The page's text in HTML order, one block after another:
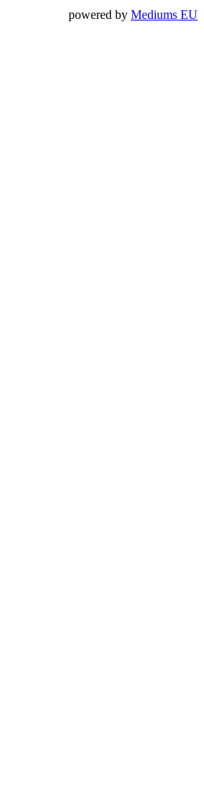
powered by Mediums EU